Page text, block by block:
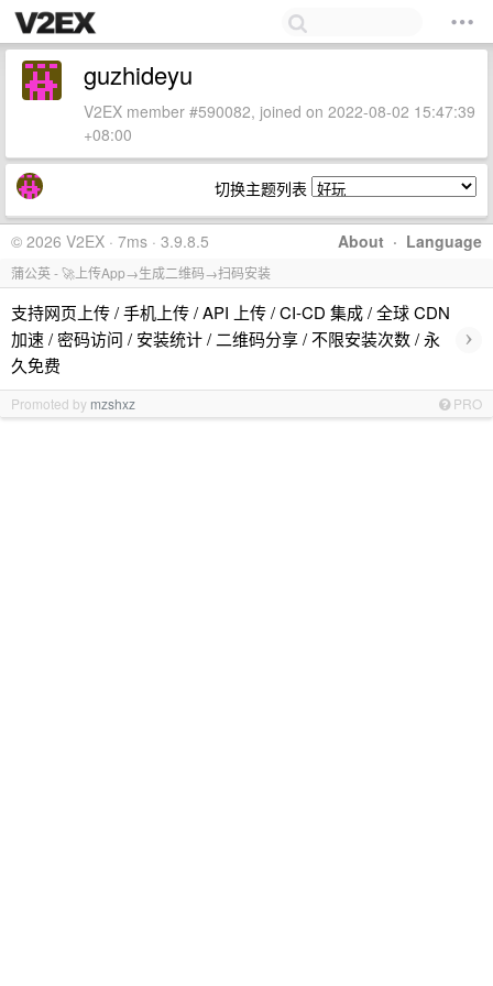
guzhideyu
V2EX member #590082, joined on 2022-08-02 15:47:39
+08:00
切换主题列表
About · Language
© 2026 V2EX · 7ms · 3.9.8.5
蒲公英 - 🚀上传App→生成二维码→扫码安装
支持网页上传 / 手机上传 / API 上传 / CI-CD 集成 / 全球 CDN
加速 / 密码访问 / 安装统计 / 二维码分享 / 不限安装次数 / 永
久免费
›
Promoted by mzshxz PRO